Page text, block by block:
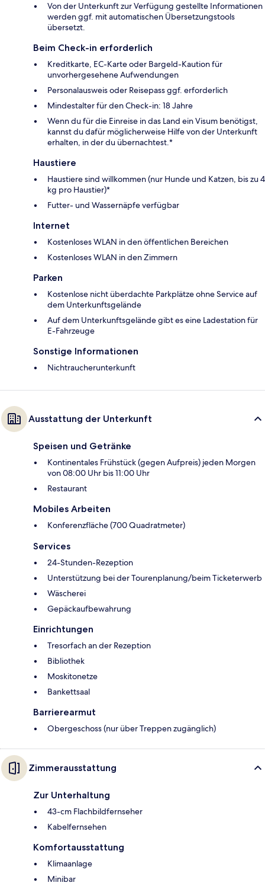
Von der Unterkunft zur Verfügung gestellte Informationen
werden ggf. mit automatischen Übersetzungstools
übersetzt.
Beim Check-in erforderlich
Kreditkarte, EC-Karte oder Bargeld-Kaution für
unvorhergesehene Aufwendungen
Personalausweis oder Reisepass ggf. erforderlich
Mindestalter für den Check-in: 18 Jahre
Wenn du für die Einreise in das Land ein Visum benötigst,
kannst du dafür möglicherweise Hilfe von der Unterkunft
erhalten, in der du übernachtest.*
Haustiere
Haustiere sind willkommen (nur Hunde und Katzen, bis zu 4
kg pro Haustier)*
Futter- und Wassernäpfe verfügbar
Internet
Kostenloses WLAN in den öffentlichen Bereichen
Kostenloses WLAN in den Zimmern
Parken
Kostenlose nicht überdachte Parkplätze ohne Service auf
dem Unterkunftsgelände
Auf dem Unterkunftsgelände gibt es eine Ladestation für
E-Fahrzeuge
Sonstige Informationen
Nichtraucherunterkunft
Ausstattung der Unterkunft
Speisen und Getränke
Kontinentales Frühstück (gegen Aufpreis) jeden Morgen
von 08:00 Uhr bis 11:00 Uhr
Restaurant
Mobiles Arbeiten
Konferenzfläche (700 Quadratmeter)
Services
24-Stunden-Rezeption
Unterstützung bei der Tourenplanung/beim Ticketerwerb
Wäscherei
Gepäckaufbewahrung
Einrichtungen
Tresorfach an der Rezeption
Bibliothek
Moskitonetze
Bankettsaal
Barrierearmut
Obergeschoss (nur über Treppen zugänglich)
Zimmerausstattung
Zur Unterhaltung
43-cm Flachbildfernseher
Kabelfernsehen
Komfortausstattung
Klimaanlage
Minibar